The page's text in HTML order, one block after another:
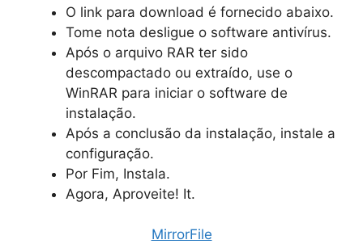
O link para download é fornecido abaixo.
Tome nota desligue o software antivírus.
Após o arquivo RAR ter sido
descompactado ou extraído, use o
WinRAR para iniciar o software de
instalação.
Após a conclusão da instalação, instale a
configuração.
Por Fim, Instala.
Agora, Aproveite! It.
MirrorFile